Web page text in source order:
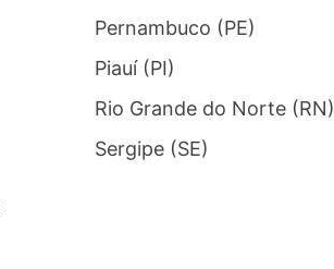
Pernambuco (PE)
Piauí (PI)
Rio Grande do Norte (RN)
Sergipe (SE)